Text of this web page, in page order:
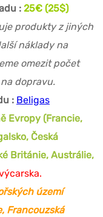
: 25€ (25$)
produkty z jiných
náklady na
omezit počet
dopravu.
: Beligas
Evropy (Francie,
Česká
Británie, Austrálie,
území
Francouzská